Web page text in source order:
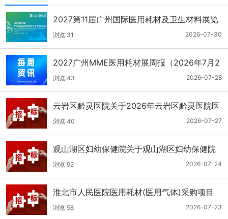
2027第11届广州国际医用耗材及卫生材料展览
会（2026.7.21-7.27周报）
2026-07-30
浏览:31
2027广州MME医用耗材展周报（2026年7月2
1-27日）
2026-07-28
浏览:43
云岩区黔灵医院关于2026年云岩区黔灵医院医
用耗材采购项目（品目三）三次招标的公开招
标公告
2026-07-27
浏览:40
观山湖区妇幼保健院关于观山湖区妇幼保健院
医用耗材采购项目的公开招标公告
2026-07-24
浏览:92
淮北市人民医院医用耗材(医用气体)采购项目
（二次）招标公告
2026-07-23
浏览:58